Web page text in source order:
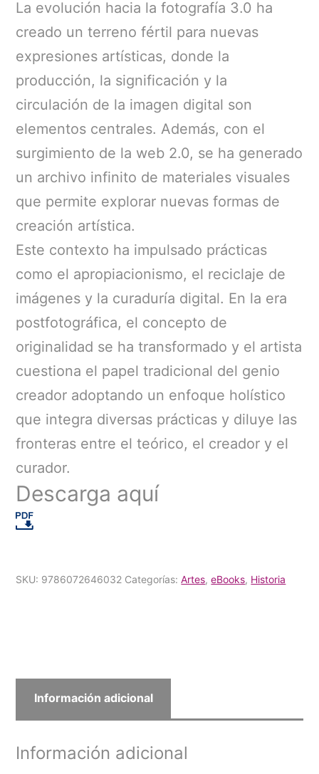
La evolución hacia la fotografía 3.0 ha
creado un terreno fértil para nuevas
expresiones artísticas, donde la
producción, la significación y la
circulación de la imagen digital son
elementos centrales. Además, con el
surgimiento de la web 2.0, se ha generado
un archivo infinito de materiales visuales
que permite explorar nuevas formas de
creación artística.
Este contexto ha impulsado prácticas
como el apropiacionismo, el reciclaje de
imágenes y la curaduría digital. En la era
postfotográfica, el concepto de
originalidad se ha transformado y el artista
cuestiona el papel tradicional del genio
creador adoptando un enfoque holístico
que integra diversas prácticas y diluye las
fronteras entre el teórico, el creador y el
curador.
Descarga aquí
SKU: 9786072646032 Categorías:Artes,eBooks, Historia
Información adicional
Información adicional